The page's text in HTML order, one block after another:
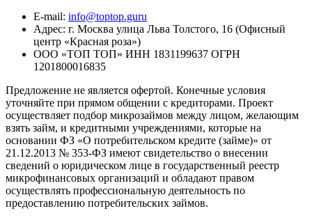
E-mail: info@toptop.guru
Адрес: г. Москва улица Льва Толстого, 16 (Офисный
центр «Красная роза»)
ООО «ТОП ТОП» ИНН 1831199637 ОГРН
1201800016835
Предложение не является офертой. Конечные условия
уточняйте при прямом общении с кредиторами. Проект
осуществляет подбор микрозаймов между лицом, желающим
взять займ, и кредитными учреждениями, которые на
основании ФЗ «О потребительском кредите (займе)» от
21.12.2013 № 353-ФЗ имеют свидетельство о внесении
сведений о юридическом лице в государственный реестр
микрофинансовых организаций и обладают правом
осуществлять профессиональную деятельность по
предоставлению потребительских займов.